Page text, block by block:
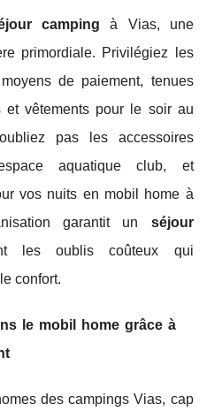
camping à Vias, une
primordiale. Privilégiez les
de paiement, tenues
vêtements pour le soir au
pas les accessoires
aquatique club, et
vos nuits en mobil home à
garantit un séjour
les oublis coûteux qui
confort.
le mobil home grâce à
des campings Vias, cap